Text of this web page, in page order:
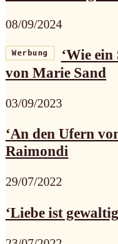
08/09/2024
Werbung
‘Wie
von Marie Sand
03/09/2023
‘An den Ufern
Raimondi
29/07/2022
‘Liebe ist